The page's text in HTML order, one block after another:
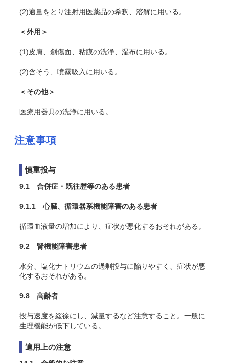
(2)適量をとり注射用医薬品の希釈、溶解に用いる。
＜外用＞
(1)皮膚、創傷面、粘膜の洗浄、湿布に用いる。
(2)含そう、噴霧吸入に用いる。
＜その他＞
医療用器具の洗浄に用いる。
注意事項
慎重投与
9.1 合併症・既往歴等のある患者
9.1.1 心臓、循環器系機能障害のある患者
循環血液量の増加により、症状が悪化するおそれがある。
9.2 腎機能障害患者
水分、塩化ナトリウムの過剰投与に陥りやすく、症状が悪
化するおそれがある。
9.8 高齢者
投与速度を緩徐にし、減量するなど注意すること。一般に
生理機能が低下している。
適用上の注意